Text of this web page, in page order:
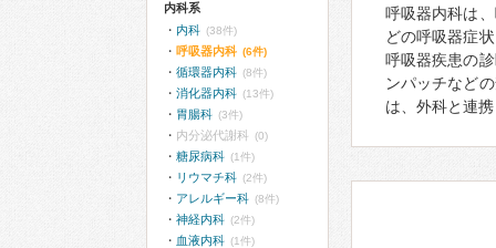
呼吸器内科は
どの呼吸器症
呼吸器疾患の
ンパッチなど
は、外科と連
内科系
内科 (38件)
呼吸器内科 (6件)
循環器内科 (8件)
消化器内科 (13件)
胃腸科 (3件)
内分泌代謝科 (0)
糖尿病科 (1件)
リウマチ科 (2件)
アレルギー科 (8件)
神経内科 (2件)
血液内科 (1件)